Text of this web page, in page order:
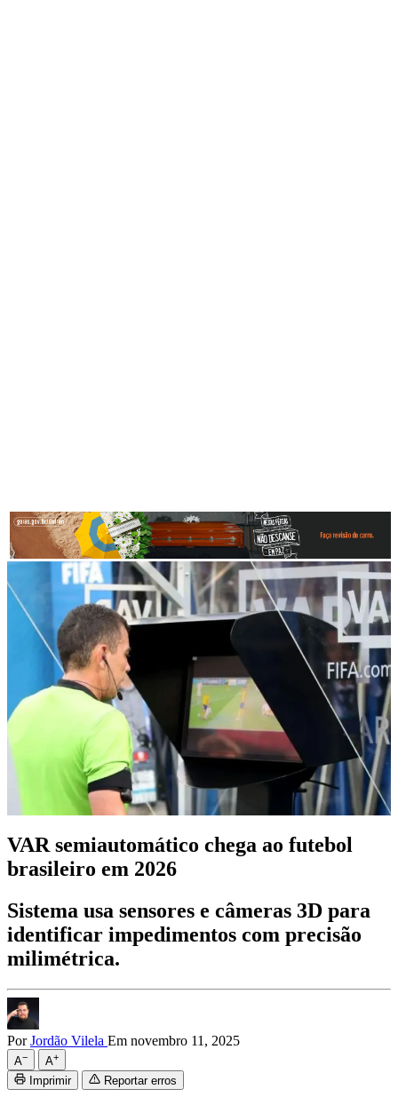
VAR semiautomático chega ao futebol
brasileiro em 2026
Sistema usa sensores e câmeras 3D para
identificar impedimentos com precisão
milimétrica.
PorJordão Vilela Em novembro 11, 2025
A− A+
Imprimir Reportar erros